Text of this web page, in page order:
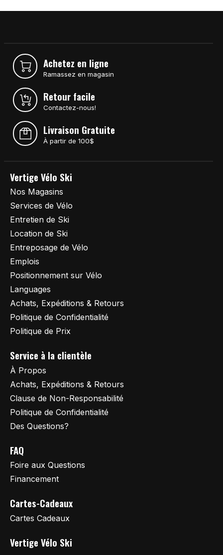
Achetez en ligne
Ramassez en magasin
Retour facile
Contactez-nous!
Livraison Gratuite
À partir de 100$
Vertige Vélo Ski
Nos Magasins
Services de Vélo
Entretien de Ski
Location de Ski
Entreposage de Vélo
Emplois
Positionnement sur Vélo
Languages
Achats, Expéditions & Retours
Politique de Confidentialité
Politique de Prix
Service à la clientèle
À Propos
Achats, Expéditions & Retours
Clause de Non-Responsabilité
Politique de Confidentialité
Des Questions?
FAQ
Foire aux Questions
Financement
Cartes-Cadeaux
Cartes Cadeaux
Vertige Vélo Ski